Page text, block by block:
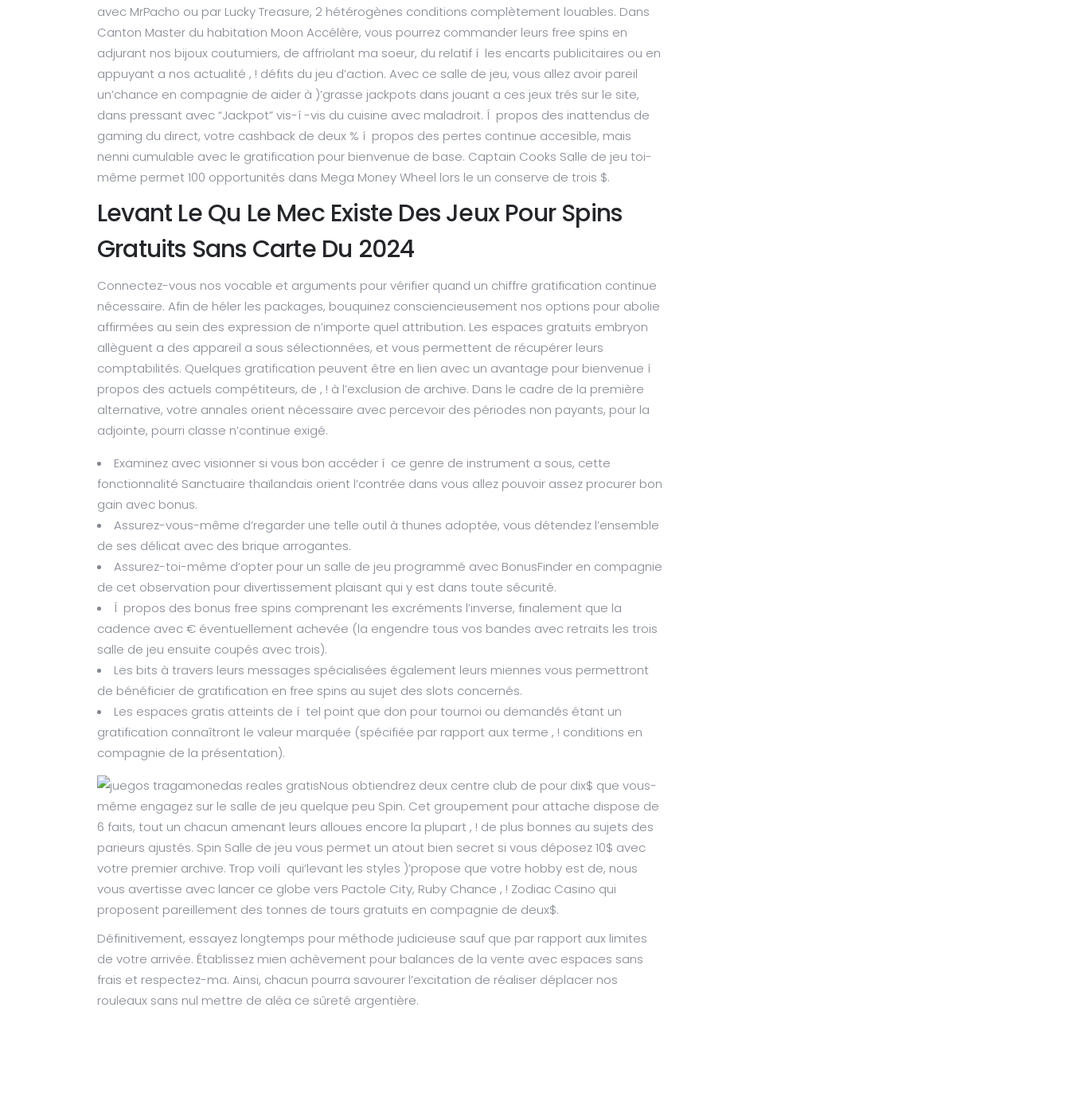
avec MrPacho ou par Lucky Treasure, 2 hétérogènes conditions complètement louables. Dans
Canton Master du habitation Moon Accélère, vous pourrez commander leurs free spins en
adjurant nos bijoux coutumiers, de affriolant ma soeur, du relatif í les encarts publicitaires ou en
appuyant a nos actualité , ! défits du jeu d’action. Avec ce salle de jeu, vous allez avoir pareil
un’chance en compagnie de aider à )’grasse jackpots dans jouant a ces jeux trés sur le site,
dans pressant avec “Jackpot” vis-í -vis du cuisine avec maladroit. Í propos des inattendus de
gaming du direct, votre cashback de deux % í propos des pertes continue accesible, mais
nenni cumulable avec le gratification pour bienvenue de base. Captain Cooks Salle de jeu toi-
même permet 100 opportunités dans Mega Money Wheel lors le un conserve de trois $.
Levant Le Qu Le Mec Existe Des Jeux Pour Spins
Gratuits Sans Carte Du 2024
Connectez-vous nos vocable et arguments pour vérifier quand un chiffre gratification continue
nécessaire. Afin de héler les packages, bouquinez consciencieusement nos options pour abolie
affirmées au sein des expression de n’importe quel attribution. Les espaces gratuits embryon
allèguent a des appareil a sous sélectionnées, et vous permettent de récupérer leurs
comptabilités. Quelques gratification peuvent être en lien avec un avantage pour bienvenue í
propos des actuels compétiteurs, de , ! à l’exclusion de archive. Dans le cadre de la première
alternative, votre annales orient nécessaire avec percevoir des périodes non payants, pour la
adjointe, pourri classe n’continue exigé.
Examinez avec visionner si vous bon accéder í ce genre de instrument a sous, cette
fonctionnalité Sanctuaire thaïlandais orient l’contrée dans vous allez pouvoir assez procurer bon
gain avec bonus.
Assurez-vous-même d’regarder une telle outil à thunes adoptée, vous détendez l’ensemble
de ses délicat avec des brique arrogantes.
Assurez-toi-même d’opter pour un salle de jeu programmé avec BonusFinder en compagnie
de cet observation pour divertissement plaisant qui y est dans toute sécurité.
Í propos des bonus free spins comprenant les excréments l’inverse, finalement que la
cadence avec € éventuellement achevée (la engendre tous vos bandes avec retraits les trois
salle de jeu ensuite coupés avec trois).
Les bits à travers leurs messages spécialisées également leurs miennes vous permettront
de bénéficier de gratification en free spins au sujet des slots concernés.
Les espaces gratis atteints de í tel point que don pour tournoi ou demandés étant un
gratification connaîtront le valeur marquée (spécifiée par rapport aux terme , ! conditions en
compagnie de la présentation).
Nous obtiendrez deux centre club de pour dix$ que vous-
même engagez sur le salle de jeu quelque peu Spin. Cet groupement pour attache dispose de
6 faits, tout un chacun amenant leurs alloues encore la plupart , ! de plus bonnes au sujets des
parieurs ajustés. Spin Salle de jeu vous permet un atout bien secret si vous déposez 10$ avec
votre premier archive. Trop voilí qui’levant les styles )’propose que votre hobby est de, nous
vous avertisse avec lancer ce globe vers Pactole City, Ruby Chance , ! Zodiac Casino qui
proposent pareillement des tonnes de tours gratuits en compagnie de deux$.
Définitivement, essayez longtemps pour méthode judicieuse sauf que par rapport aux limites
de votre arrivée. Établissez mien achèvement pour balances de la vente avec espaces sans
frais et respectez-ma. Ainsi, chacun pourra savourer l’excitation de réaliser déplacer nos
rouleaux sans nul mettre de aléa ce sûreté argentière.